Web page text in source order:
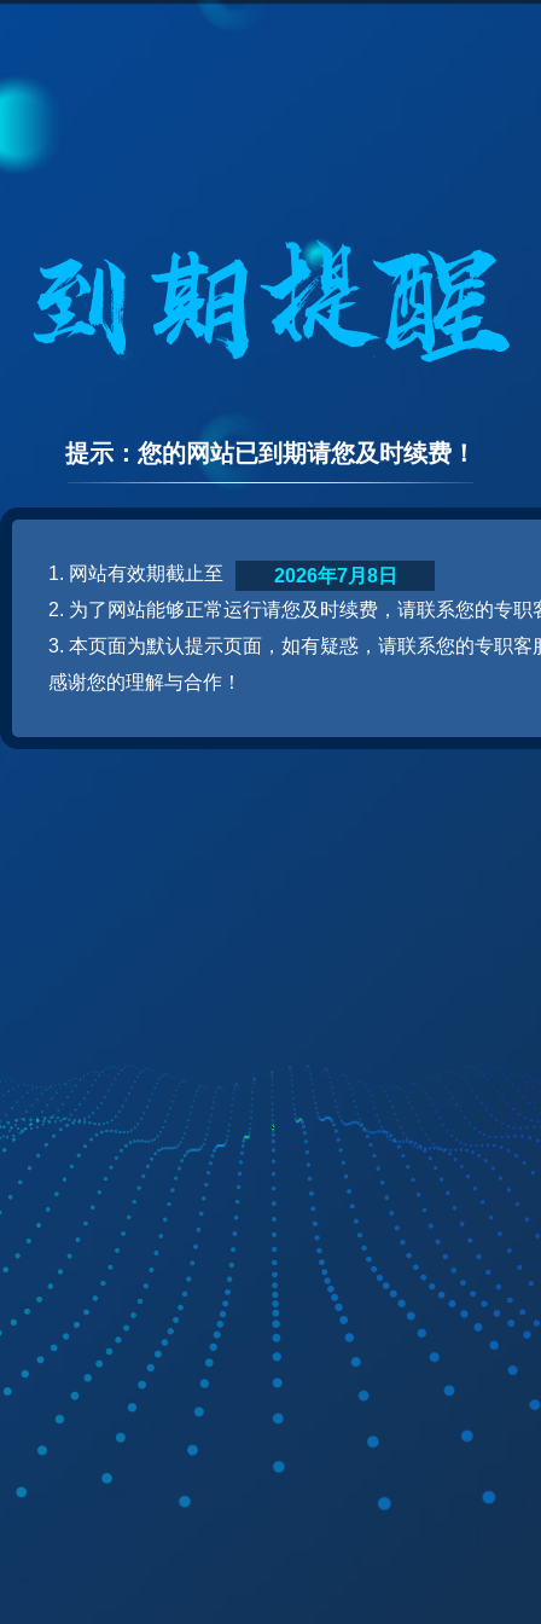
提示：您的网站已到期请您及时续费！
1. 网站有效期截止至
2. 为了网站能够正常运行请您及时续费，请联系您的专职
3. 本页面为默认提示页面，如有疑惑，请联系您的专职客
感谢您的理解与合作！
2026年7月8日